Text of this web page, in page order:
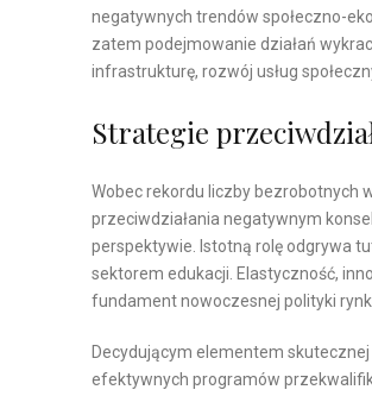
negatywnych trendów społeczno-
zatem podejmowanie działań
infrastrukturę, rozwój usług
Strategie
Wobec rekordu liczby bezrobotnych
przeciwdziałania negatywnym
perspektywie. Istotną rolę odgrywa
sektorem edukacji. Elastyczność,
fundament nowoczesnej polityki
Decydującym elementem
efektywnych programów